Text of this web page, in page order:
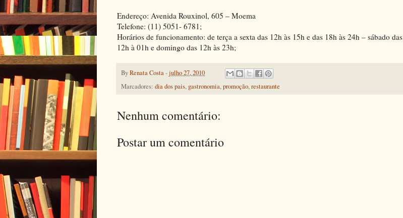
Endereço: Avenida Rouxinol, 605 – Moema
Telefone: (11) 5051- 6781;
Horários de funcionamento: de terça a sexta das 12h às 15h e das 18h às 24h – sábado das
12h à 01h e domingo das 12h às 23h;
ByRenata Costa-julho 27, 2010
Marcadores: dia dos pais, gastronomia,promoção,restaurante
Nenhum comentário:
Postar um comentário